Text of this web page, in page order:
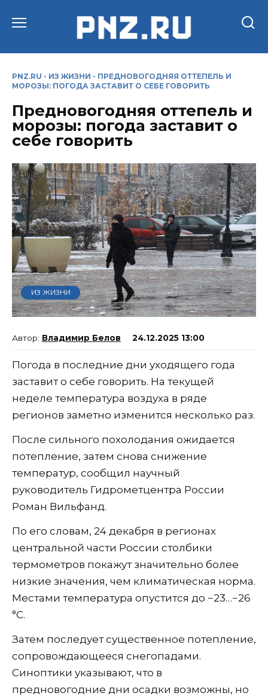
PNZ.RU - ИЗ ЖИЗНИ - ПРЕДНОВОГОДНЯЯ ОТТЕПЕЛЬ И
МОРОЗЫ: ПОГОДА ЗАСТАВИТ О СЕБЕ ГОВОРИТЬ
Предновогодняя оттепель и
морозы: погода заставит о
себе говорить
ИЗ ЖИЗНИ
Владимир Белов 24.12.2025 13:00
Погода в последние дни уходящего года
заставит о себе говорить. На текущей
неделе температура воздуха в ряде
регионов заметно изменится несколько раз.
После сильного похолодания ожидается
потепление, затем снова снижение
температур, сообщил научный
руководитель Гидрометцентра России
Роман Вильфанд.
По его словам, 24 декабря в регионах
центральной части России столбики
термометров покажут значительно более
низкие значения, чем климатическая норма.
Местами температура опустится до −23…−26
°C.
Затем последует существенное потепление,
сопровождающееся снегопадами.
Синоптики указывают, что в
предновогодние дни осадки возможны, но